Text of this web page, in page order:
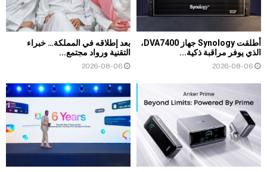
أطلقت Synology جهاز DVA7400،
الذي يوفر مراقبة ذكية...
2026-08-06
بعد إطلاقه في المملكة… خبراء
التقنية ورواد مجتمع...
2026-08-06